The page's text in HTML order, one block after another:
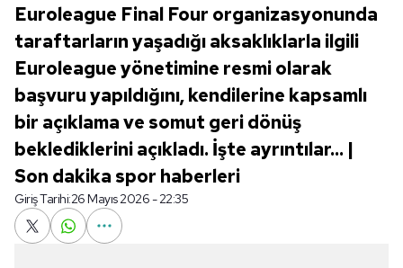
Euroleague Final Four organizasyonunda
taraftarların yaşadığı aksaklıklarla ilgili
Euroleague yönetimine resmi olarak
başvuru yapıldığını, kendilerine kapsamlı
bir açıklama ve somut geri dönüş
beklediklerini açıkladı. İşte ayrıntılar... |
Son dakika spor haberleri
Giriş Tarihi:26 Mayıs 2026 - 22:35